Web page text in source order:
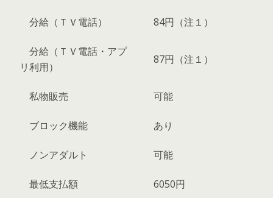
分給（ＴＶ電話） 84円（注１）
分給（ＴＶ電話・アプ
リ利用）
87円（注１）
私物販売 可能
ブロック機能 あり
ノンアダルト 可能
最低支払額 6050円